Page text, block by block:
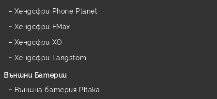
Хендсфри Phone Planet
Хендсфри FMax
Хендсфри XO
Хендсфри Langstom
Външни Батерии
Външна батерия Pitaka